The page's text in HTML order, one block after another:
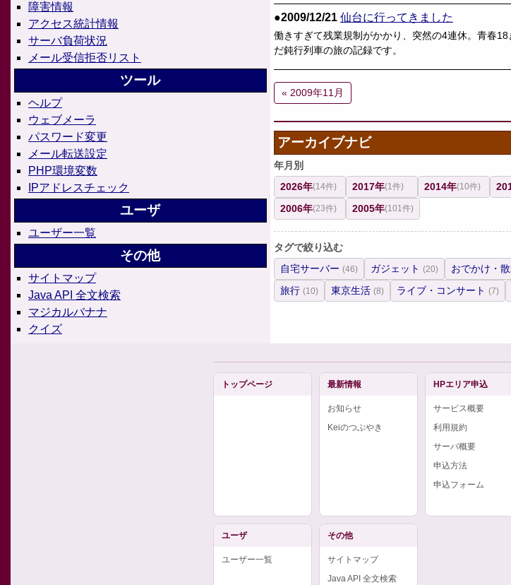
障害情報
アクセス統計情報
サーバ負荷状況
メール受信拒否リスト
ツール
ヘルプ
ウェブメーラ
パスワード変更
メール転送設定
PHP環境変数
IPアドレスチェック
ユーザ
ユーザー一覧
その他
サイトマップ
Java API 全文検索
マジカルバナナ
クイズ
●2009/12/21 仙台に行ってきました
働きすぎて残業規制がかかり、突然の4連休。青春
だ鈍行列車の旅の記録です。
« 2009年11月
アーカイブナビ
年月別
2026年(14件) 2017年(1件) 2014年(10件)
2006年(23件) 2005年(101件)
タグで絞り込む
自宅サーバー (46) ガジェット (20) おでかけ・
旅行 (10) 東京生活 (8) ライブ・コンサート (7)
トップページ 最新情報
お知らせ
Keiのつぶやき
HPエリア申込
サービス概要
利用規約
サーバ概要
申込方法
申込フォーム
ユーザ
ユーザー一覧
その他
サイトマップ
Java API 全文検索